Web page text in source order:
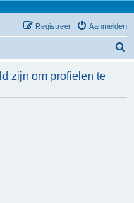
Aanmelden
Registreer
k
zijn om profielen te